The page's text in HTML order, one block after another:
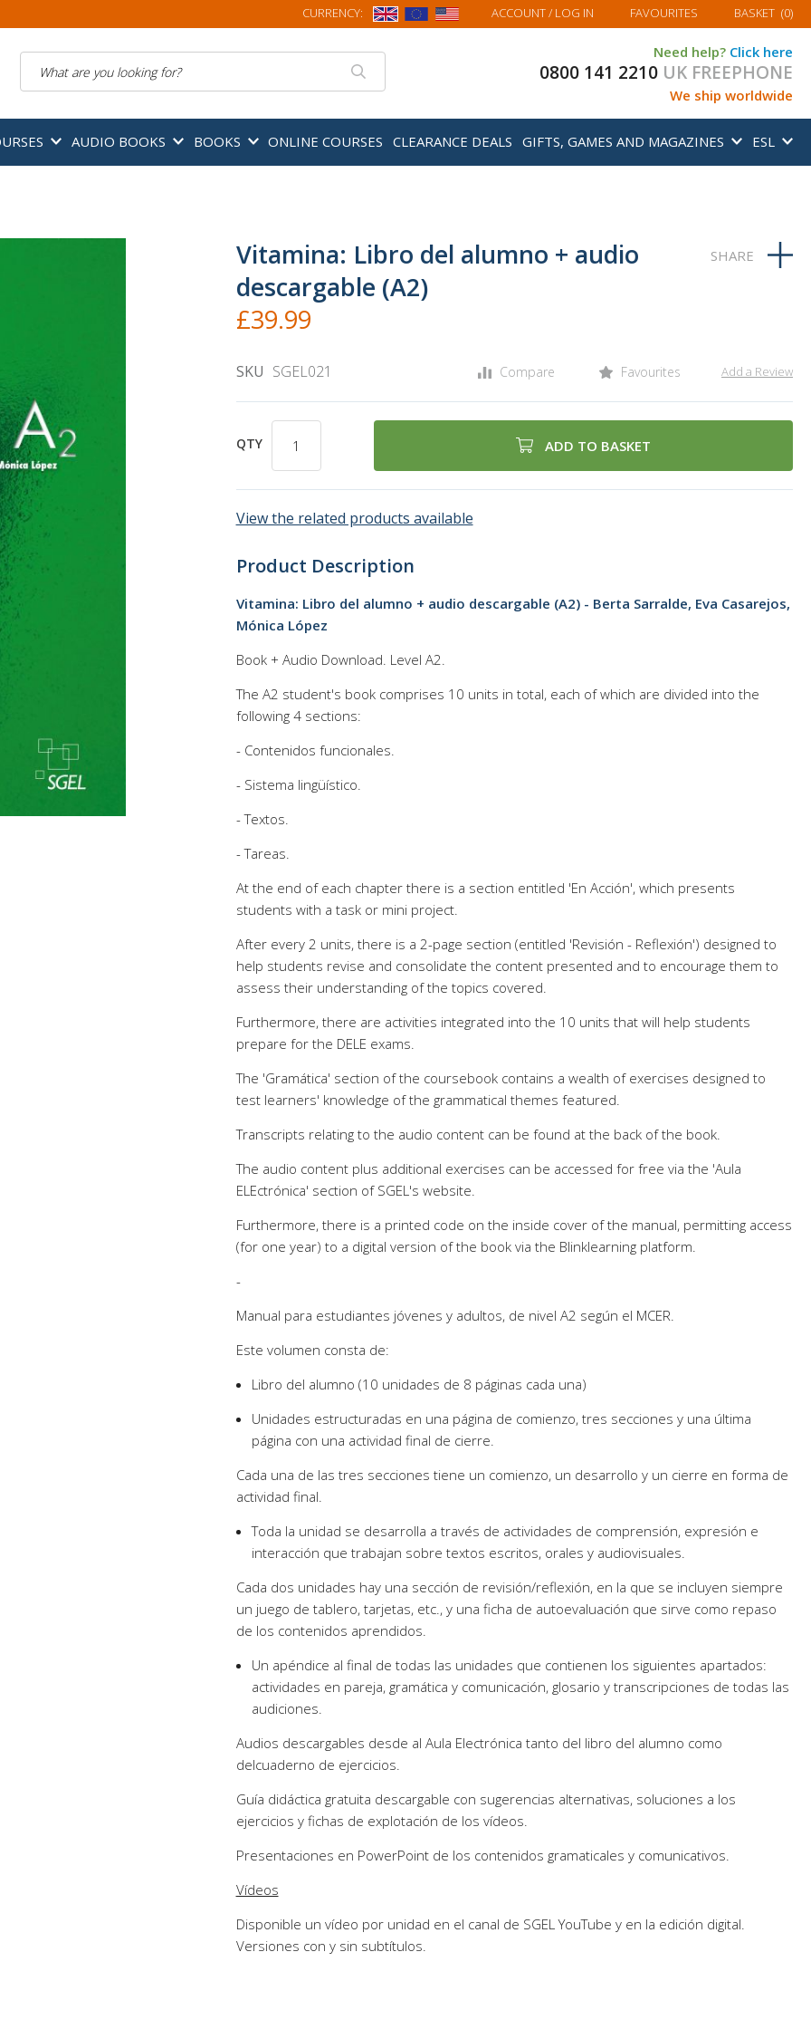
CURRENCY: ACCOUNT/ LOG IN FAVOURITES MY BASKET
BASKET (0)
Need help? Click here
0800 141 2210 UK FREEPHONE
We ship worldwide
AUDIO BOOKS BOOKS ONLINE COURSES CLEARANCE DEALS GIFTS, GAMES AND MAGAZINES ESL
Vitamina: Libro del alumno + audio
descargable (A2)
£39.99
SKU SGEL021 Compare Favourites Add a Review
QTY ADD TO BASKET
View the related products available
Product Description
Vitamina: Libro del alumno + audio descargable (A2) - Berta Sarralde, Eva Casarejos,
Mónica López
Book + Audio Download. Level A2.
The A2 student's book comprises 10 units in total, each of which are divided into the
following 4 sections:
- Contenidos funcionales.
- Sistema lingüístico.
- Textos.
- Tareas.
At the end of each chapter there is a section entitled 'En Acción', which presents
students with a task or mini project.
After every 2 units, there is a 2-page section (entitled 'Revisión - Reflexión') designed to
help students revise and consolidate the content presented and to encourage them to
assess their understanding of the topics covered.
Furthermore, there are activities integrated into the 10 units that will help students
prepare for the DELE exams.
The 'Gramática' section of the coursebook contains a wealth of exercises designed to
test learners' knowledge of the grammatical themes featured.
Transcripts relating to the audio content can be found at the back of the book.
The audio content plus additional exercises can be accessed for free via the 'Aula
ELEctrónica' section of SGEL's website.
Furthermore, there is a printed code on the inside cover of the manual, permitting access
(for one year) to a digital version of the book via the Blinklearning platform.
-
Manual para estudiantes jóvenes y adultos, de nivel A2 según el MCER.
Este volumen consta de:
Libro del alumno (10 unidades de 8 páginas cada una)
Unidades estructuradas en una página de comienzo, tres secciones y una última
página con una actividad final de cierre.
Cada una de las tres secciones tiene un comienzo, un desarrollo y un cierre en forma de
actividad final.
Toda la unidad se desarrolla a través de actividades de comprensión, expresión e
interacción que trabajan sobre textos escritos, orales y audiovisuales.
Cada dos unidades hay una sección de revisión/reflexión, en la que se incluyen siempre
un juego de tablero, tarjetas, etc., y una ficha de autoevaluación que sirve como repaso
de los contenidos aprendidos.
Un apéndice al final de todas las unidades que contienen los siguientes apartados:
actividades en pareja, gramática y comunicación, glosario y transcripciones de todas las
audiciones.
Audios descargables desde al Aula Electrónica tanto del libro del alumno como
delcuaderno de ejercicios.
Guía didáctica gratuita descargable con sugerencias alternativas, soluciones a los
ejercicios y fichas de explotación de los vídeos.
Presentaciones en PowerPoint de los contenidos gramaticales y comunicativos.
Vídeos
Disponible un vídeo por unidad en el canal de SGEL YouTube y en la edición digital.
Versiones con y sin subtítulos.